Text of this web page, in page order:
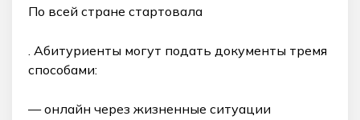
По всей стране стартовала
. Абитуриенты могут подать документы тремя
способами:
— онлайн через жизненные ситуации